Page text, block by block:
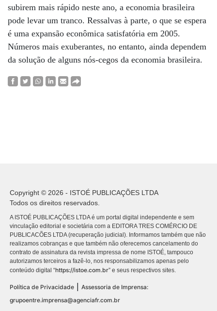
subirem mais rápido neste ano, a economia brasileira
pode levar um tranco. Ressalvas à parte, o que se espera
é uma expansão econômica satisfatória em 2005.
Números mais exuberantes, no entanto, ainda dependem
da solução de alguns nós-cegos da economia brasileira.
Copyright © 2026 - ISTOÉ PUBLICAÇÕES LTDA
Todos os direitos reservados.
A ISTOÉ PUBLICAÇÕES LTDA é um portal digital independente e sem
vinculação editorial e societária com a EDITORA TRES COMÉRCIO DE
PUBLICACÕES LTDA (recuperação judicial). Informamos também que não
realizamos cobranças e que também não oferecemos cancelamento do
contrato de assinatura da revista impressa de nome ISTOÉ, tampouco
autorizamos terceiros a fazê-lo, nos responsabilizamos apenas pelo
conteúdo digital “https://istoe.com.br” e seus respectivos sites.
Política de Privacidade
Assessoria de Imprensa:
grupoentre.imprensa@agenciafr.com.br